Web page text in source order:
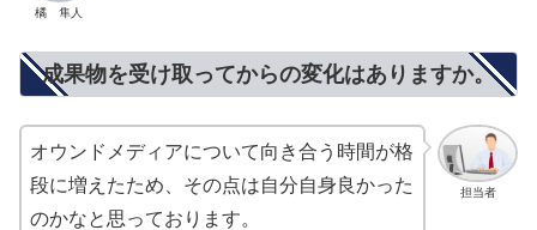
橘 隼人
成果物を受け取ってからの変化はありますか。
担当者
オウンドメディアについて向き合う時間が格
段に増えたため、その点は自分自身良かった
のかなと思っております。